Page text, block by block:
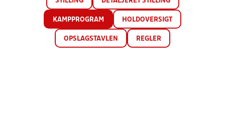
KAMPPROGRAM HOLDOVERSIGT
OPSLAGSTAVLEN REGLER